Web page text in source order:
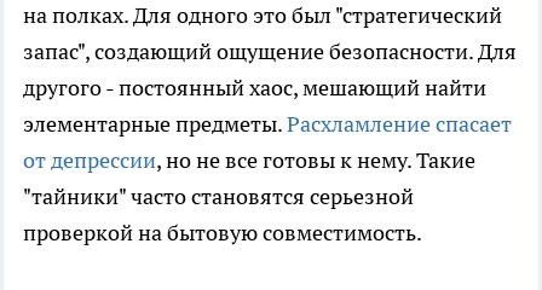
на полках. Для одного это был "стратегический
запас", создающий ощущение безопасности. Для
другого - постоянный хаос, мешающий найти
элементарные предметы.Расхламление спасает
от депрессии, но не все готовы к нему. Такие
"тайники" часто становятся серьезной
проверкой на бытовую совместимость.